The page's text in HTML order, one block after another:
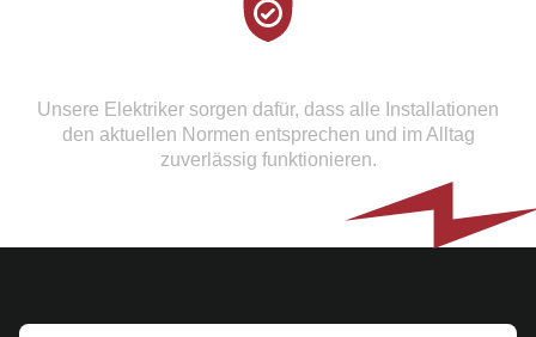
Unsere Elektriker sorgen dafür, dass alle Installationen
den aktuellen Normen entsprechen und im Alltag
zuverlässig funktionieren.